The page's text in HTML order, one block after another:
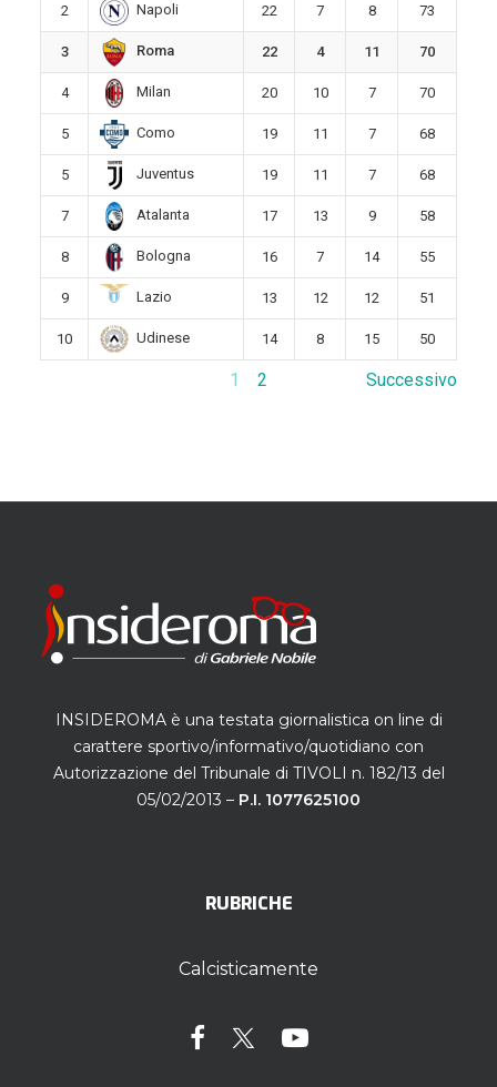
2 Napoli 22 7 8 73
3 Roma 22 4 11 70
4 Milan 20 10 7 70
5 Como 19 11 7 68
5 Juventus 19 11 7 68
7 Atalanta 17 13 9 58
8 Bologna 16 7 14 55
9 Lazio 13 12 12 51
10 Udinese 14 8 15 50
1 2 Successivo
INSIDEROMA è una testata giornalistica on line di
carattere sportivo/informativo/quotidiano con
Autorizzazione del Tribunale di TIVOLI n. 182/13 del
05/02/2013 – P.I. 1077625100
RUBRICHE
Calcisticamente